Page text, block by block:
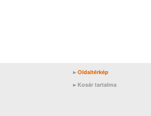
► Oldaltérkép
► Kosár tartalma